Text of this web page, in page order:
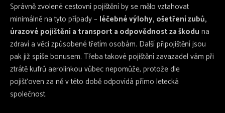
Správně zvolené cestovní pojištění by se mělo vztahovat
minimálně na tyto případy – léčebné výlohy, ošetření zubů,
úrazové pojištění a transport a odpovědnost za škodu na
zdraví a věci způsobené třetím osobám. Další připojištění jsou
pak již spíše bonusem. Třeba takové pojištění zavazadel vám při
ztrátě kufrů aerolinkou vůbec nepomůže, protože dle
pojišťoven za ně v této době odpovídá přímo letecká
společnost.